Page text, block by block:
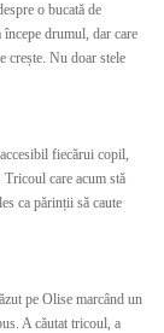
o bucată de
drumul, dar care
crește. Nu doar stele
fiecărui copil,
care acum stă
ca părinții să caute
pe Olise marcând un
A căutat tricoul, a